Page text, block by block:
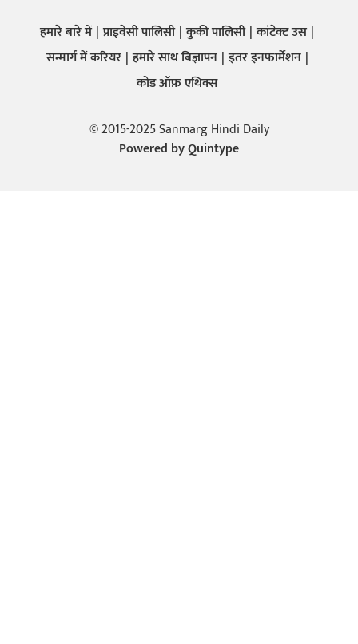
हमारे बारे में प्राइवेसी पालिसी कुकी पालिसी कांटेक्ट उस
सन्मार्ग में करियर हमारे साथ बिज्ञापन इतर इनफार्मेशन
कोड ऑफ़ एथिक्स
© 2015-2025 Sanmarg Hindi Daily
Powered byQuintype